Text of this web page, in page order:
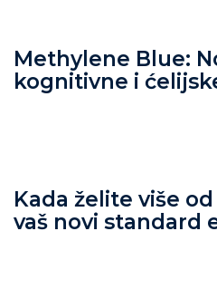
Methylene Blue:
kognitivne i
Kada želite više
vaš novi standard